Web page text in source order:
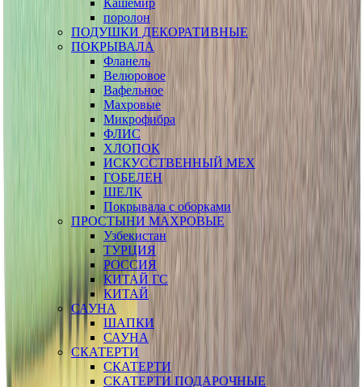
Кашемир
поролон
ПОДУШКИ ДЕКОРАТИВНЫЕ
ПОКРЫВАЛА
Фланель
Велюровое
Вафельное
Махровые
Микрофибра
ФЛИС
ХЛОПОК
ИСКУССТВЕННЫЙ МЕХ
ГОБЕЛЕН
ШЕЛК
Покрывала с оборками
ПРОСТЫНИ МАХРОВЫЕ
Узбекистан
ТУРЦИЯ
РОССИЯ
КИТАЙ ГС
КИТАЙ
САУНА
ШАПКИ
САУНА
СКАТЕРТИ
СКАТЕРТИ
СКАТЕРТИ ПОДАРОЧНЫЕ